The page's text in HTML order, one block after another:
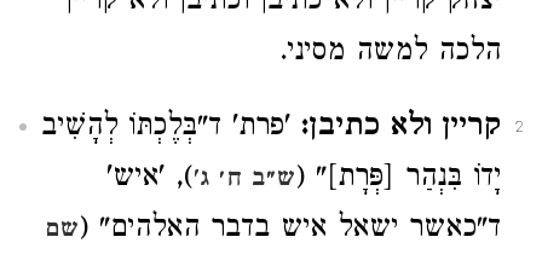
הלכה למשה מסיני.
2 קריין ולא כתיבן: 'פרת' ד"בְּלֶכְתּוֹ לְהָשִׁיב
יָדוֹ בִּנְהַר [פְּרָת]" (ש״ב ח׳ ג'), 'איש'
ד"כאשר ישאל איש בדבר האלהים" (שם